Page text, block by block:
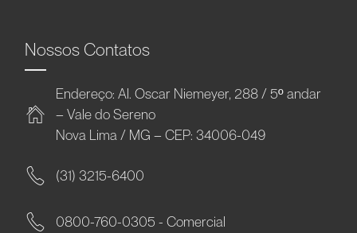
Nossos Contatos
Endereço: Al. Oscar Niemeyer, 288 / 5º andar
– Vale do Sereno
Nova Lima / MG – CEP: 34006-049
(31) 3215-6400
0800-760-0305 - Comercial